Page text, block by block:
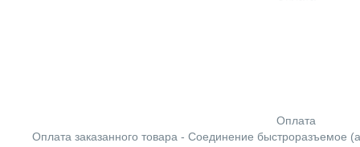
Оплата
Оплата заказанного товара - Соединение быстроразъемое